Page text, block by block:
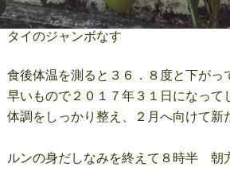
タイのジャンボなす
食後体温を測ると３６．８度と下がっ
早いもので２０１７年３１日になって
体調をしっかり整え、２月へ向けて新
ルンの身だしなみを終えて８時半 朝